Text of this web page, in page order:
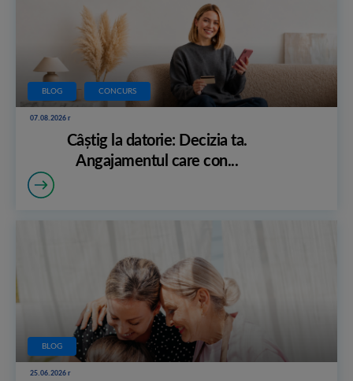
BLOG CONCURS
07.08.2026 r
Câștig la datorie: Decizia ta.
Angajamentul care con...
BLOG
25.06.2026 r